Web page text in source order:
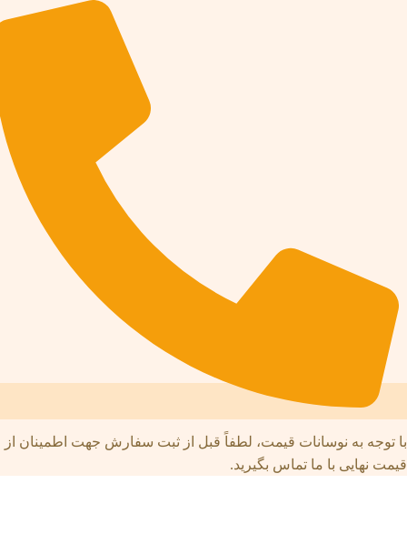
به نوسانات قیمت، لطفاً قبل از ثبت سفارش جهت اطمینان از
نهایی با ما تماس بگیرید.